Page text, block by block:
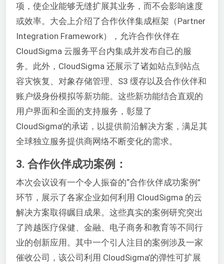
项，使企业能够无缝扩展其业务，而不会影响速度
或效率。大会上介绍了合作伙伴集成框架（Partner
Integration Framework），允许合作伙伴在
CloudSigma 云服务平台内集成并发布自己的服
务。此外，CloudSigma 还展示了诸如站点到站点
容灾恢复、对象存储管理、S3 缓存以及合作伙伴和
账户级身份模拟等新功能。这些新功能结合直观的
用户界面和全面的支持服务，彰显了
CloudSigma’的承诺，以提供前沿解决方案，满足其
全球独立服务提供商网络不断变化的需求。
3. 合作伙伴成功案例：
本次会议设有一个令人振奋的“合作伙伴成功案例”
环节，展示了各家企业如何利用 CloudSigma 的云
解决方案取得瞩目成果。这些真实的案例研究突出
了跨越医疗保健、金融、电子商务和教育等不同行
业的创新应用。其中一个引人注目的案例涉及一家
催收公司，该公司利用 CloudSigma’的弹性可扩展